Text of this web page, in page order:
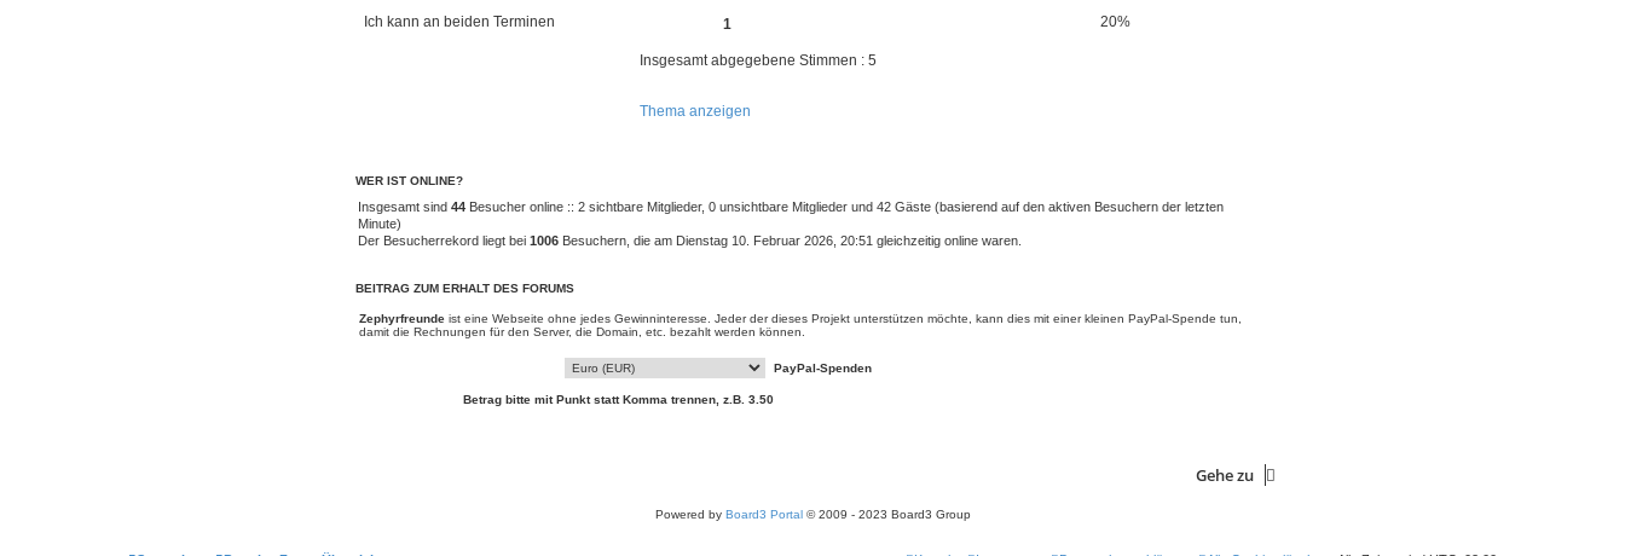
Ich kann an beiden Terminen 1 20%
Insgesamt abgegebene Stimmen : 5
Thema anzeigen
WER IST ONLINE?
Insgesamt sind 44 Besucher online :: 2 sichtbare Mitglieder, 0 unsichtbare Mitglieder und 42 Gäste (basierend auf den aktiven Besuchern der letzten
Minute)
Der Besucherrekord liegt bei 1006 Besuchern, die am Dienstag 10. Februar 2026, 20:51 gleichzeitig online waren.
BEITRAG ZUM ERHALT DES FORUMS
Zephyrfreunde ist eine Webseite ohne jedes Gewinninteresse. Jeder der dieses Projekt unterstützen möchte, kann dies mit einer kleinen PayPal-Spende tun,
damit die Rechnungen für den Server, die Domain, etc. bezahlt werden können.
Betrag bitte mit Punkt statt Komma trennen, z.B. 3.50
Gehe zu
Powered by Board3 Portal© 2009 - 2023 Board3 Group